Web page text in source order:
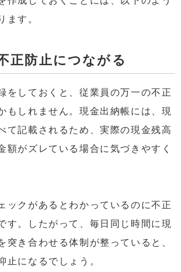
ます。
正防止につながる
をしておくと、従業員の万一の不正
もしれません。現金出納帳には、現
て記載されるため、実際の現金残高
額がズレている場合に気づきやすく
ックがあるとわかっているのに不正
す。したがって、毎日同じ時間に現
突き合わせる体制が整っていると、
止になるでしょう。